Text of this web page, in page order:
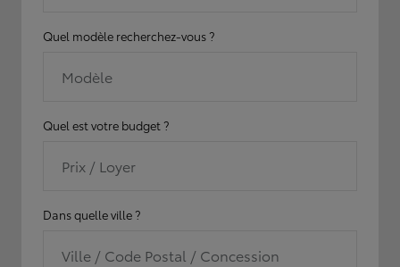
Quel modèle recherchez-vous ?
Modèle
Quel est votre budget ?
Prix / Loyer
Dans quelle ville ?
Ville / Code Postal / Concession